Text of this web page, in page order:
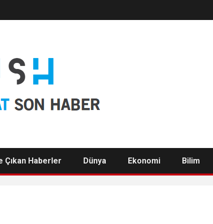
Çıkan Haberler Dünya Ekonomi Bilim